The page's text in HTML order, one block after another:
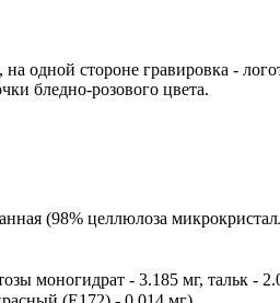
на одной стороне гравировка -
бледно-розового цвета.
(98% целлюлоза
моногидрат - 3.185 мг, тальк -